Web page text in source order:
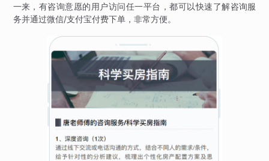
一来，有咨询意愿的用户访问任一平台，都可以快速了解咨询服
务并通过微信/支付宝付费下单，非常方便。